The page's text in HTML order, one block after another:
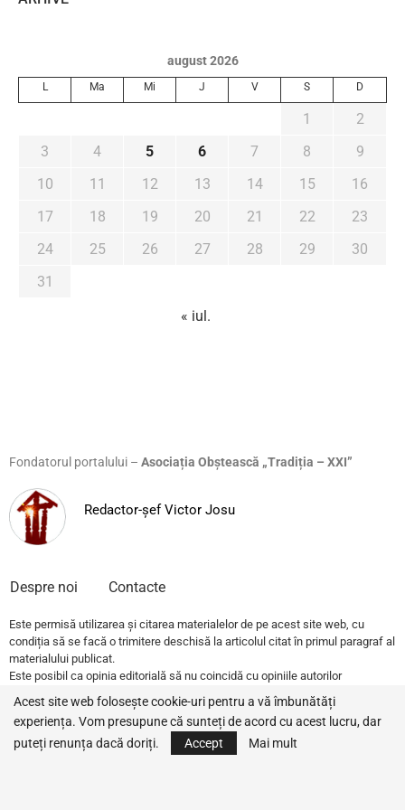
august 2026
L Ma Mi J V S D
1
2
3
4 5 6 7 8
9
10
11 12 13 14 15
16
17
18 19 20 21 22
23
24
25 26 27 28 29
30
31
« iul.
Fondatorul portalului – Asociația Obștească „Tradiția – XXI”
Redactor-șef Victor Josu
Despre noi Contacte
Este permisă utilizarea și citarea materialelor de pe acest site web, cu
condiția să se facă o trimitere deschisă la articolul citat în primul paragraf al
materialului publicat.
Este posibil ca opinia editorială să nu coincidă cu opiniile autorilor
publicațiilor.
© 2022 – All Rights Reserved.Traditia.md
Acest site web folosește cookie-uri pentru a vă îmbunătăți
experiența. Vom presupune că sunteți de acord cu acest lucru, dar
puteți renunța dacă doriți.
Accept Mai mult